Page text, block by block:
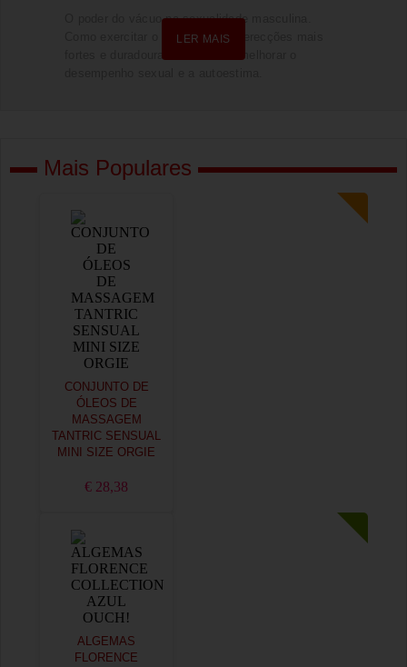
O poder do vácuo na sexualidade masculina.
Como exercitar o pénis e atingir erecções mais
fortes e duradouras e com isso melhorar o
LER MAIS
Mais Populares
CONJUNTO DE
ÓLEOS DE
MASSAGEM
TANTRIC SENSUAL
MINI SIZE ORGIE
€ 28,38
ALGEMAS
FLORENCE